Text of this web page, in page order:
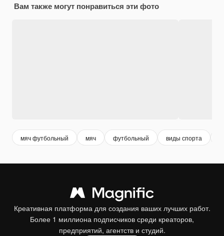
Вам также могут понравиться эти фото
мяч футбольный мяч футбольный виды спорта
Креативная платформа для создания ваших лучших работ.
Более 1 миллиона подписчиков среди креаторов,
предприятий, агентств и студий.